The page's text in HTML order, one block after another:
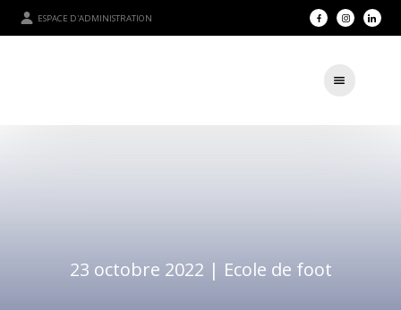
ESPACE D'ADMINISTRATION
23 octobre 2022 | Ecole de foot